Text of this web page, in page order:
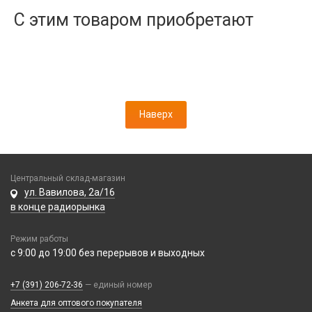
С этим товаром приобретают
Камеры
Проклейки
Шлейфы
АЗУ
АЗУ + FM-модулятор
АЗУ + кабель
Кабели
3 в 1
4 в 1
Компьютерная периферия
Аксессуары для ПК
Наверх
Центральный склад-магазин
ул. Вавилова, 2а/16
в конце радиорынка
Режим работы
с 9:00 до 19:00 без перерывов и выходных
+7 (391) 206-72-36 — единый номер
Анкета для оптового покупателя